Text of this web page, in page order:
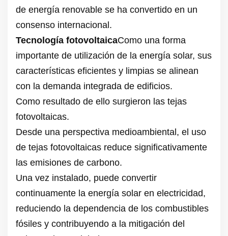
de energía renovable se ha convertido en un
consenso internacional.
Tecnología fotovoltaicaComo una forma
importante de utilización de la energía solar, sus
características eficientes y limpias se alinean
con la demanda integrada de edificios.
Como resultado de ello surgieron las tejas
fotovoltaicas.
Desde una perspectiva medioambiental, el uso
de tejas fotovoltaicas reduce significativamente
las emisiones de carbono.
Una vez instalado, puede convertir
continuamente la energía solar en electricidad,
reduciendo la dependencia de los combustibles
fósiles y contribuyendo a la mitigación del